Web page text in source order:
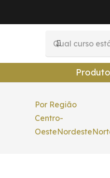
Por Região
Centro-
OesteNordeste